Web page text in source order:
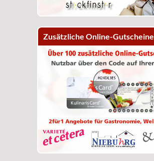
Zusätzliche Online-Gutscheine